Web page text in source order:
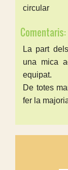
circular
Comentaris:
La part
una mica
equipat.
De totes
fer la